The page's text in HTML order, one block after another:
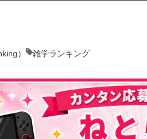
） 雑学ランキング